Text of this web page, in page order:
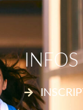
INFOS